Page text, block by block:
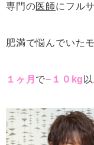
専門の医師にフル
肥満で悩んでいた
１ヶ月 で−１０kg